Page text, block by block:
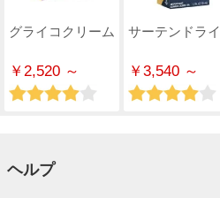
グライコクリーム
￥2,520 ～
サーテンドライ
￥3,540 ～
ヘルプ